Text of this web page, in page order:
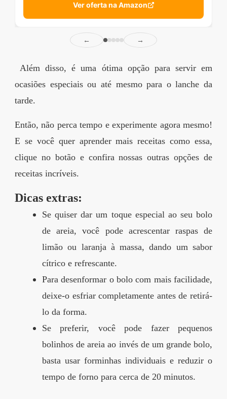
Ver oferta na Amazon
← →
Além disso, é uma ótima opção para servir em
ocasiões especiais ou até mesmo para o lanche da
tarde.
Então, não perca tempo e experimente agora mesmo!
E se você quer aprender mais receitas como essa,
clique no botão e confira nossas outras opções de
receitas incríveis.
Dicas extras:
Se quiser dar um toque especial ao seu bolo
de areia, você pode acrescentar raspas de
limão ou laranja à massa, dando um sabor
cítrico e refrescante.
Para desenformar o bolo com mais facilidade,
deixe-o esfriar completamente antes de retirá-
lo da forma.
Se preferir, você pode fazer pequenos
bolinhos de areia ao invés de um grande bolo,
basta usar forminhas individuais e reduzir o
tempo de forno para cerca de 20 minutos.